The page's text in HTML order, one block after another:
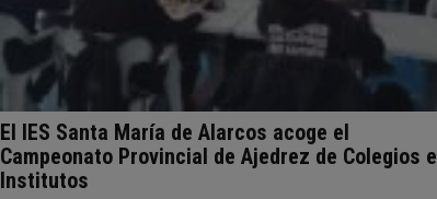
El IES Santa María de Alarcos acoge el
Campeonato Provincial de Ajedrez de Colegios e
Institutos